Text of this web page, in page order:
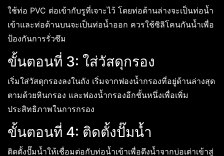
ใช้ท่อ PVC ต่อเข้ากับรูที่เจาะไว้ โดยท่อด้านล่างจะเป็นท่อน้ำ
เข้าและท่อด้านบนจะเป็นท่อน้ำออก ควรใช้ซิลิโคนกันน้ำเพื่อ
ป้องกันการรั่วซึม
ขั้นตอนที่ 3: ใส่วัสดุกรอง
เริ่มใส่วัสดุกรองลงในถัง เริ่มจากฟองน้ำกรองที่อยู่ด้านล่างสุด
ตามด้วยหินกรอง และฟองน้ำกรองอีกชั้นหนึ่งเพื่อเพิ่ม
ประสิทธิภาพในการกรอง
ขั้นตอนที่ 4: ติดตั้งปั๊มน้ำ
ติดตั้งปั๊มน้ำให้เชื่อมต่อกับท่อน้ำเข้าเพื่อดึงน้ำจากบ่อเต่าเข้าสู่